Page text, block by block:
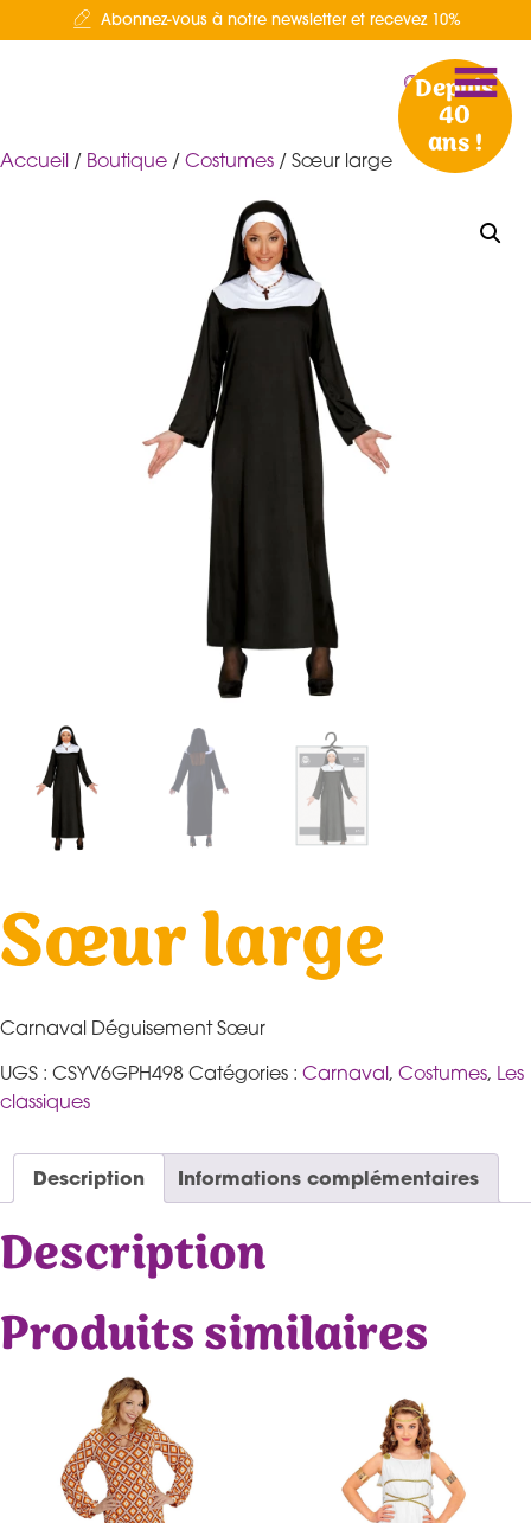
Abonnez-vous à notre newsletter et recevez 10%
Depuis
40
ans !
Accueil / Boutique / Costumes / Sœur large
Sœur large
Carnaval Déguisement Sœur
UGS : CSYV6GPH498 Catégories : Carnaval, Costumes, Les
classiques
Description Informations complémentaires
Description
Produits similaires